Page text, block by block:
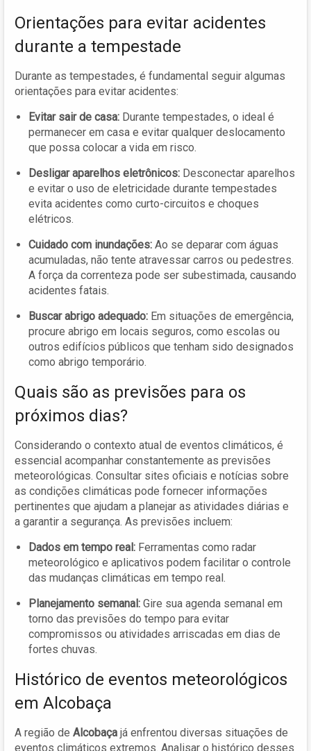
Orientações para evitar acidentes
durante a tempestade
Durante as tempestades, é fundamental seguir algumas
orientações para evitar acidentes:
Evitar sair de casa: Durante tempestades, o ideal é
permanecer em casa e evitar qualquer deslocamento
que possa colocar a vida em risco.
Desligar aparelhos eletrônicos: Desconectar aparelhos
e evitar o uso de eletricidade durante tempestades
evita acidentes como curto-circuitos e choques
elétricos.
Cuidado com inundações: Ao se deparar com águas
acumuladas, não tente atravessar carros ou pedestres.
A força da correnteza pode ser subestimada, causando
acidentes fatais.
Buscar abrigo adequado: Em situações de emergência,
procure abrigo em locais seguros, como escolas ou
outros edifícios públicos que tenham sido designados
como abrigo temporário.
Quais são as previsões para os
próximos dias?
Considerando o contexto atual de eventos climáticos, é
essencial acompanhar constantemente as previsões
meteorológicas. Consultar sites oficiais e notícias sobre
as condições climáticas pode fornecer informações
pertinentes que ajudam a planejar as atividades diárias e
a garantir a segurança. As previsões incluem:
Dados em tempo real: Ferramentas como radar
meteorológico e aplicativos podem facilitar o controle
das mudanças climáticas em tempo real.
Planejamento semanal: Gire sua agenda semanal em
torno das previsões do tempo para evitar
compromissos ou atividades arriscadas em dias de
fortes chuvas.
Histórico de eventos meteorológicos
em Alcobaça
A região de Alcobaça já enfrentou diversas situações de
eventos climáticos extremos. Analisar o histórico desses